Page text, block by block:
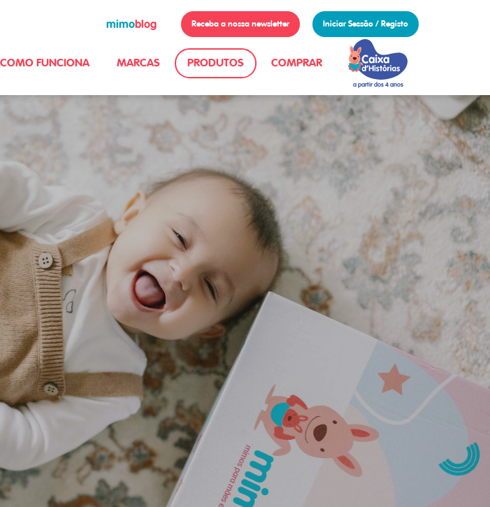
mimoblog Receba a nossa newsletter Iniciar Sessão / Registo
COMO FUNCIONA MARCAS PRODUTOS COMPRAR
a partir dos 4 anos